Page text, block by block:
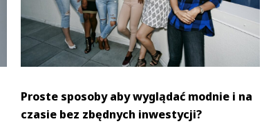
Proste sposoby aby wyglądać modnie i na
czasie bez zbędnych inwestycji?